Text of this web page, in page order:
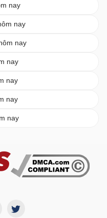
nay
nay
nay
nay
nay
nay
nay